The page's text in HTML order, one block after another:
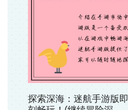
探索深海：迷航手游版即